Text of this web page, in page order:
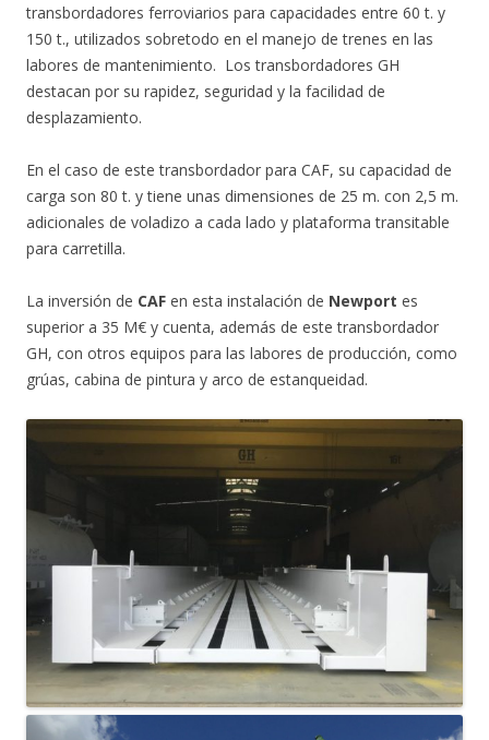
transbordadores ferroviarios para capacidades entre 60 t. y
150 t., utilizados sobretodo en el manejo de trenes en las
labores de mantenimiento. Los transbordadores GH
destacan por su rapidez, seguridad y la facilidad de
desplazamiento.
En el caso de este transbordador para CAF, su capacidad de
carga son 80 t. y tiene unas dimensiones de 25 m. con 2,5 m.
adicionales de voladizo a cada lado y plataforma transitable
para carretilla.
La inversión de CAF en esta instalación de Newport es
superior a 35 M€ y cuenta, además de este transbordador
GH, con otros equipos para las labores de producción, como
grúas, cabina de pintura y arco de estanqueidad.